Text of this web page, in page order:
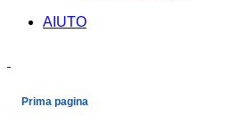
AIUTO
Prima pagina